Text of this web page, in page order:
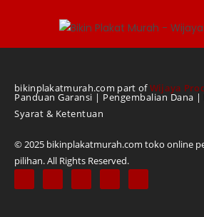
😊
bikinplakatmurah.com part ofWijaya
Panduan Garansi | Pengembalian Dana |
Syarat & Ketentuan
© 2025 bikinplakatmurah.com toko online
pilihan. All Rights Reserved.